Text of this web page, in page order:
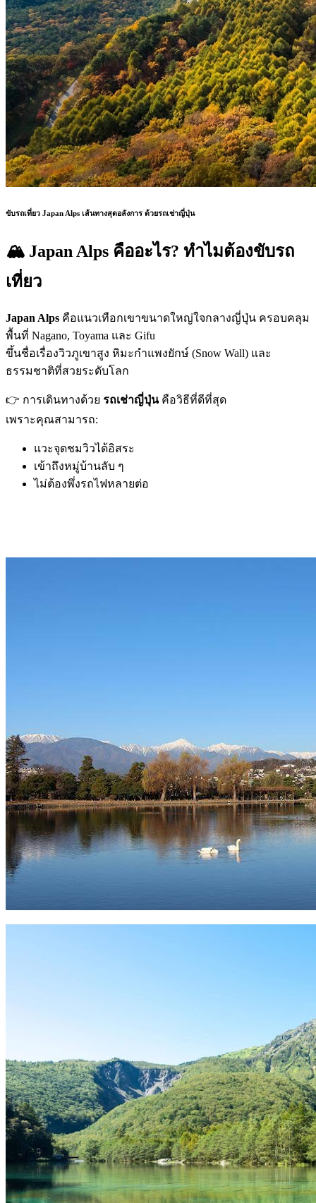
ขับรถเที่ยว Japan Alps เส้นทางสุดอลังการ ด้วยรถเช่าญี่ปุ่น
🏔 Japan Alps คืออะไร? ทำไมต้องขับรถ
เที่ยว
Japan Alps คือแนวเทือกเขาขนาดใหญ่ใจกลางญี่ปุ่น ครอบคลุม
พื้นที่ Nagano, Toyama และ Gifu
ขึ้นชื่อเรื่องวิวภูเขาสูง หิมะกำแพงยักษ์ (Snow Wall) และ
ธรรมชาติที่สวยระดับโลก
👉 การเดินทางด้วย รถเช่าญี่ปุ่นคือวิธีที่ดีที่สุด
เพราะคุณสามารถ:
แวะจุดชมวิวได้อิสระ
เข้าถึงหมู่บ้านลับ ๆ
ไม่ต้องพึ่งรถไฟหลายต่อ